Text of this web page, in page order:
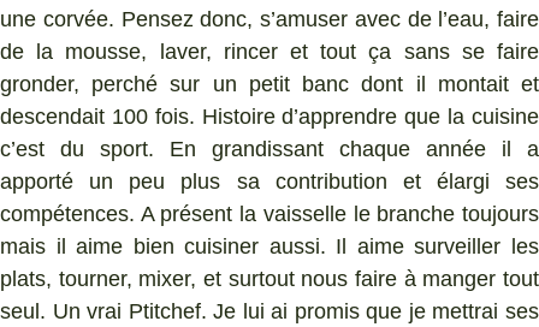
une corvée. Pensez donc, s’amuser avec de l’eau, faire
de la mousse, laver, rincer et tout ça sans se faire
gronder, perché sur un petit banc dont il montait et
descendait 100 fois. Histoire d’apprendre que la cuisine
c’est du sport. En grandissant chaque année il a
apporté un peu plus sa contribution et élargi ses
compétences. A présent la vaisselle le branche toujours
mais il aime bien cuisiner aussi. Il aime surveiller les
plats, tourner, mixer, et surtout nous faire à manger tout
seul. Un vrai Ptitchef. Je lui ai promis que je mettrai ses